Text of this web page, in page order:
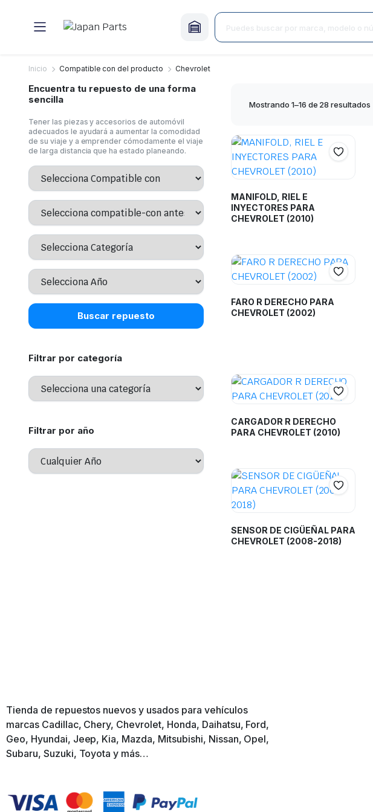
Inicio Compatible con del producto Chevrolet
Mostrando 1–16 de 28 resultados
MANIFOLD, RIEL E
INYECTORES PARA
CHEVROLET (2010)
FARO R DERECHO PARA
CHEVROLET (2002)
CARGADOR R DERECHO
PARA CHEVROLET (2010)
SENSOR DE CIGÜEÑAL PARA
CHEVROLET (2008-2018)
Encuentra tu repuesto de una forma
sencilla
Tener las piezas y accesorios de automóvil
adecuados le ayudará a aumentar la comodidad
de su viaje y a emprender cómodamente el viaje
de larga distancia que ha estado planeando.
Buscar repuesto
Filtrar por categoría
Filtrar por año
Tienda de repuestos nuevos y usados para vehículos
marcas Cadillac, Chery, Chevrolet, Honda, Daihatsu, Ford,
Geo, Hyundai, Jeep, Kia, Mazda, Mitsubishi, Nissan, Opel,
Subaru, Suzuki, Toyota y más…